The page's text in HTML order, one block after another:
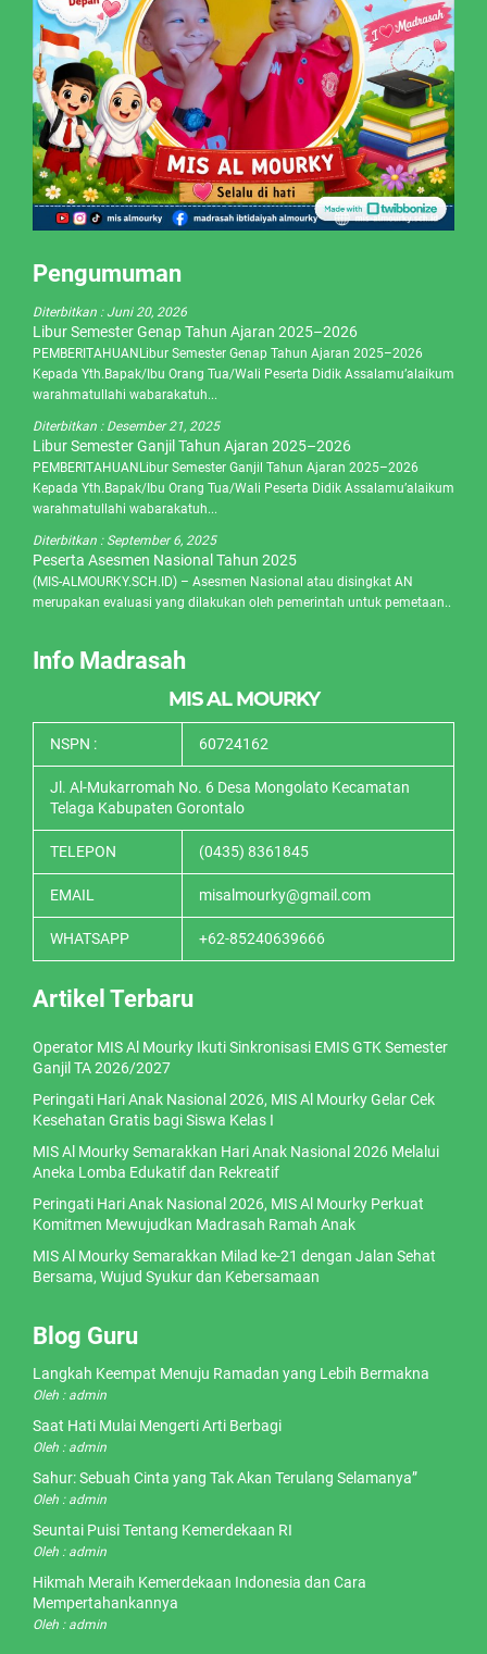
Pengumuman
Diterbitkan :Juni 20, 2026
Libur Semester Genap Tahun Ajaran 2025–2026
PEMBERITAHUANLibur Semester Genap Tahun Ajaran 2025–2026
Kepada Yth.Bapak/Ibu Orang Tua/Wali Peserta Didik Assalamu’alaikum
warahmatullahi wabarakatuh...
Diterbitkan : Desember 21, 2025
Libur Semester Ganjil Tahun Ajaran 2025–2026
PEMBERITAHUANLibur Semester Ganjil Tahun Ajaran 2025–2026
Kepada Yth.Bapak/Ibu Orang Tua/Wali Peserta Didik Assalamu’alaikum
warahmatullahi wabarakatuh...
Diterbitkan : September 6, 2025
Peserta Asesmen Nasional Tahun 2025
(MIS-ALMOURKY.SCH.ID) – Asesmen Nasional atau disingkat AN
merupakan evaluasi yang dilakukan oleh pemerintah untuk pemetaan..
Info Madrasah
MIS AL MOURKY
NSPN : 60724162
Jl. Al-Mukarromah No. 6 Desa Mongolato Kecamatan
Telaga Kabupaten Gorontalo
TELEPON (0435) 8361845
EMAIL misalmourky@gmail.com
WHATSAPP +62-85240639666
Artikel Terbaru
Operator MIS Al Mourky Ikuti Sinkronisasi EMIS GTK Semester
Ganjil TA 2026/2027
Peringati Hari Anak Nasional 2026, MIS Al Mourky Gelar Cek
Kesehatan Gratis bagi Siswa Kelas I
MIS Al Mourky Semarakkan Hari Anak Nasional 2026 Melalui
Aneka Lomba Edukatif dan Rekreatif
Peringati Hari Anak Nasional 2026, MIS Al Mourky Perkuat
Komitmen Mewujudkan Madrasah Ramah Anak
MIS Al Mourky Semarakkan Milad ke-21 dengan Jalan Sehat
Bersama, Wujud Syukur dan Kebersamaan
Blog Guru
Langkah Keempat Menuju Ramadan yang Lebih Bermakna
Oleh : admin
Saat Hati Mulai Mengerti Arti Berbagi
Oleh : admin
Sahur: Sebuah Cinta yang Tak Akan Terulang Selamanya”
Oleh : admin
Seuntai Puisi Tentang Kemerdekaan RI
Oleh : admin
Hikmah Meraih Kemerdekaan Indonesia dan Cara
Mempertahankannya
Oleh : admin